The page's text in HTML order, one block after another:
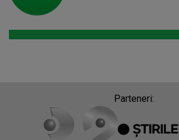
Parteneri: